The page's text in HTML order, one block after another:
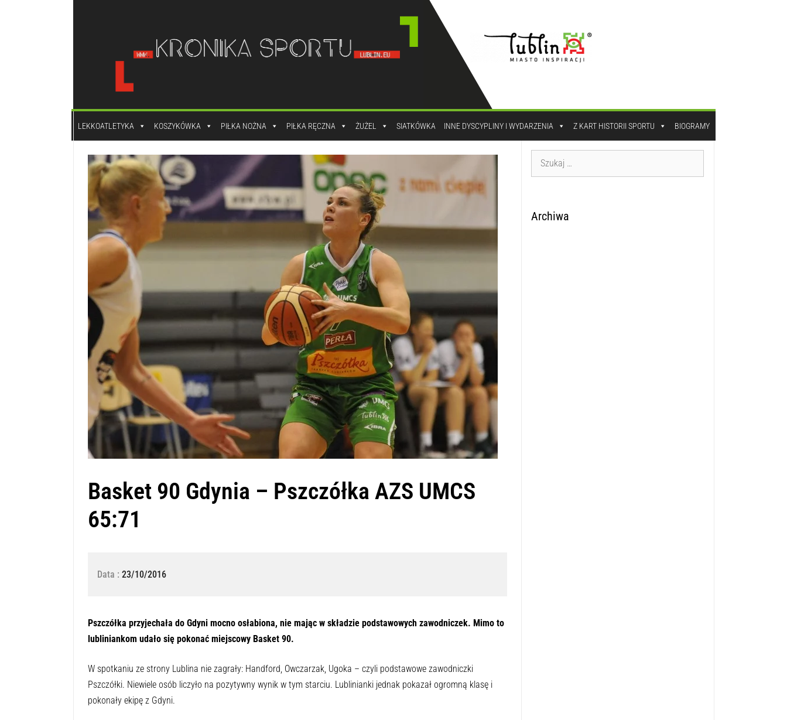
LEKKOATLETYKA KOSZYKÓWKA PIŁKA NOŻNA PIŁKA RĘCZNA ŻUŻEL SIATKÓWKA INNE DYSCYPLINY I WYDARZENIA Z KART HISTORII SPORTU BIOGRAMY
Basket 90 Gdynia – Pszczółka AZS UMCS
65:71
Data : 23/10/2016
Pszczółka przyjechała do Gdyni mocno osłabiona, nie mając w składzie podstawowych zawodniczek. Mimo to
lubliniankom udało się pokonać miejscowy Basket 90.
W spotkaniu ze strony Lublina nie zagrały: Handford, Owczarzak, Ugoka – czyli podstawowe zawodniczki
Pszczółki. Niewiele osób liczyło na pozytywny wynik w tym starciu. Lublinianki jednak pokazał ogromną klasę i
pokonały ekipę z Gdyni.
Archiwa